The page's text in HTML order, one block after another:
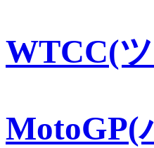
WTCC(
MotoGP(